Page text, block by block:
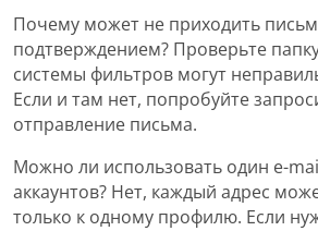
Почему может не приходить
подтверждением? Проверьте
системы фильтров могут
Если и там нет, попробуйте
отправление письма.
Можно ли использовать один e-
аккаунтов? Нет, каждый адрес
только к одному профилю. Если